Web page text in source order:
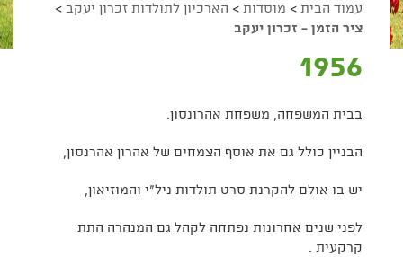
עמוד הבית > מוסדות > הארכיון לתולדות זכרון יעקב >
ציר הזמן - זכרון יעקב
1956
בבית המשפחה, משפחת אהרונסון.
הבניין כולל גם את אוסף הצמחים של אהרון אהרנסון,
יש בו אולם להקרנת סרט תולדות ניל"י והמוזיאון,
לפני שנים אחרונות נפתחה לקהל גם המנהרה התת
קרקעית .